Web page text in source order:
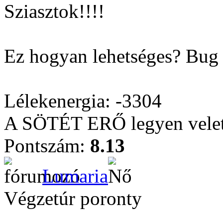
Sziasztok!!!!
Ez hogyan lehetséges?
Lélekenergia: -3304
A SÖTÉT ERŐ legyen
Pontszám: 8.13
Lumaria
Végzetúr poronty